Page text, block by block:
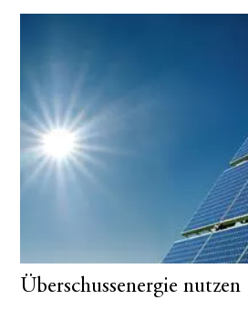
Überschussenergie nutzen